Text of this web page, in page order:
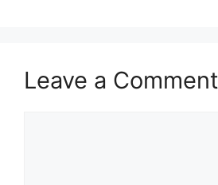
Leave a Comment